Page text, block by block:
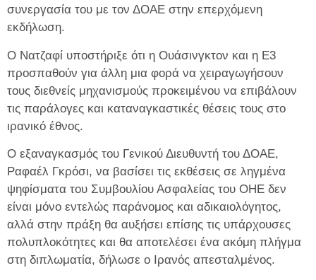
συνεργασία του με τον ΔΟΑΕ στην επερχόμενη
εκδήλωση.
Ο Νατζαφί υποστήριξε ότι η Ουάσινγκτον και η E3
προσπαθούν για άλλη μια φορά να χειραγωγήσουν
τους διεθνείς μηχανισμούς προκειμένου να επιβάλουν
τις παράλογες και καταναγκαστικές θέσεις τους στο
ιρανικό έθνος.
Ο εξαναγκασμός του Γενικού Διευθυντή του ΔΟΑΕ,
Ραφαέλ Γκρόσι, να βασίσει τις εκθέσεις σε ληγμένα
ψηφίσματα του Συμβουλίου Ασφαλείας του ΟΗΕ δεν
είναι μόνο εντελώς παράνομος και αδικαιολόγητος,
αλλά στην πράξη θα αυξήσει επίσης τις υπάρχουσες
πολυπλοκότητες και θα αποτελέσει ένα ακόμη πλήγμα
στη διπλωματία, δήλωσε ο Ιρανός απεσταλμένος.